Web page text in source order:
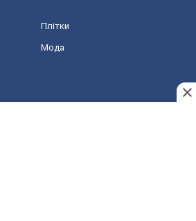
Плітки
Мода